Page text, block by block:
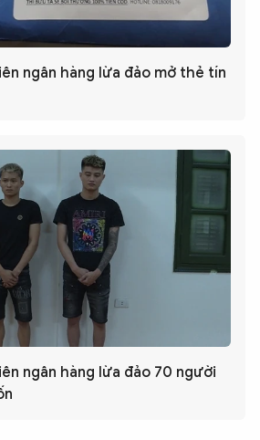
ngân hàng lừa đảo mở thẻ tín
ngân hàng lừa đảo 70 người